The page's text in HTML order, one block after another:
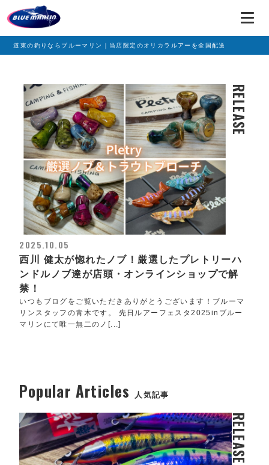
道東の釣りならブルーマリン｜当店限定のオリカラルアーを全国配送
RELEASE
2025.10.05
西川 健太が惚れたノブ！厳選したプレトリーハ
ンドルノブ達が店頭・オンラインショップで解
禁！
いつもブログをご覧いただきありがとうございます！ブルーマ
リンスタッフの青木です。 先日ルアーフェスタ2025inブルー
マリンにて唯一無二のノ[...]
Popular Articles 人気記事
RELEASE